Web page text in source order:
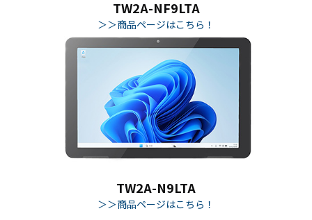
TW2A-NF9LTA
＞＞商品ページはこちら！
TW2A-N9LTA
＞＞商品ページはこちら！